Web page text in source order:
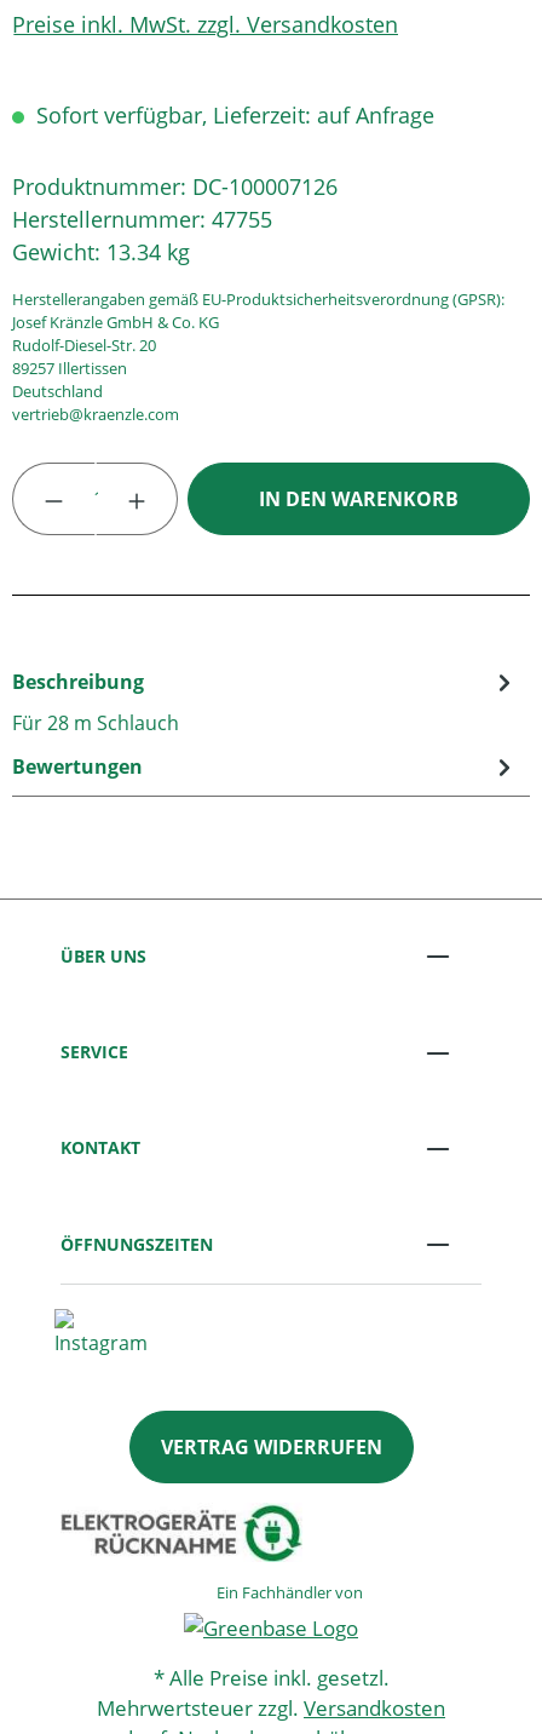
Preise inkl. MwSt. zzgl. Versandkosten
Sofort verfügbar, Lieferzeit: auf Anfrage
Produktnummer: DC-100007126
Herstellernummer: 47755
Gewicht: 13.34 kg
Herstellerangaben gemäß EU-Produktsicherheitsverordnung (GPSR):
Josef Kränzle GmbH & Co. KG
Rudolf-Diesel-Str. 20
89257 Illertissen
Deutschland
vertrieb@kraenzle.com
Produkt Anzahl: Gib den gewünschten
IN DEN WARENKORB
Beschreibung
Für 28 m Schlauch
Bewertungen
ÜBER UNS
SERVICE
KONTAKT
ÖFFNUNGSZEITEN
VERTRAG WIDERRUFEN
Ein Fachhändler von
* Alle Preise inkl. gesetzl.
Mehrwertsteuer zzgl. Versandkosten